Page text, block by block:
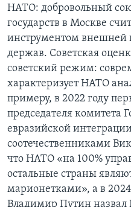
НАТО: добровольный
государств в Москве
инструментом внешней
держав. Советская
советский режим:
характеризует НАТО
примеру, в 2022 году
председателя комитета
евразийской
соотечественниками
что НАТО «на 100%
остальные страны
марионетками», а в
Владимир Путин